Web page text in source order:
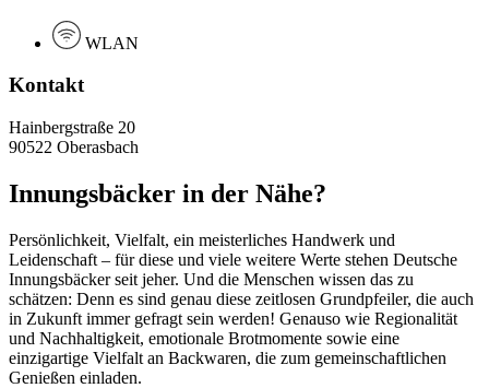
WLAN
Kontakt
Hainbergstraße 20
90522 Oberasbach
Innungsbäcker in der Nähe?
Persönlichkeit, Vielfalt, ein meisterliches Handwerk und
Leidenschaft – für diese und viele weitere Werte stehen Deutsche
Innungsbäcker seit jeher. Und die Menschen wissen das zu
schätzen: Denn es sind genau diese zeitlosen Grundpfeiler, die auch
in Zukunft immer gefragt sein werden! Genauso wie Regionalität
und Nachhaltigkeit, emotionale Brotmomente sowie eine
einzigartige Vielfalt an Backwaren, die zum gemeinschaftlichen
Genießen einladen.